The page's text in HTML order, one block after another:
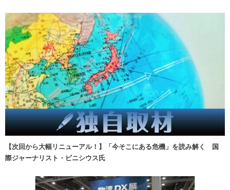
【次回から大幅リニューアル！】「今そこにある危機」を読み解く 国
際ジャーナリスト・ビニシウス氏